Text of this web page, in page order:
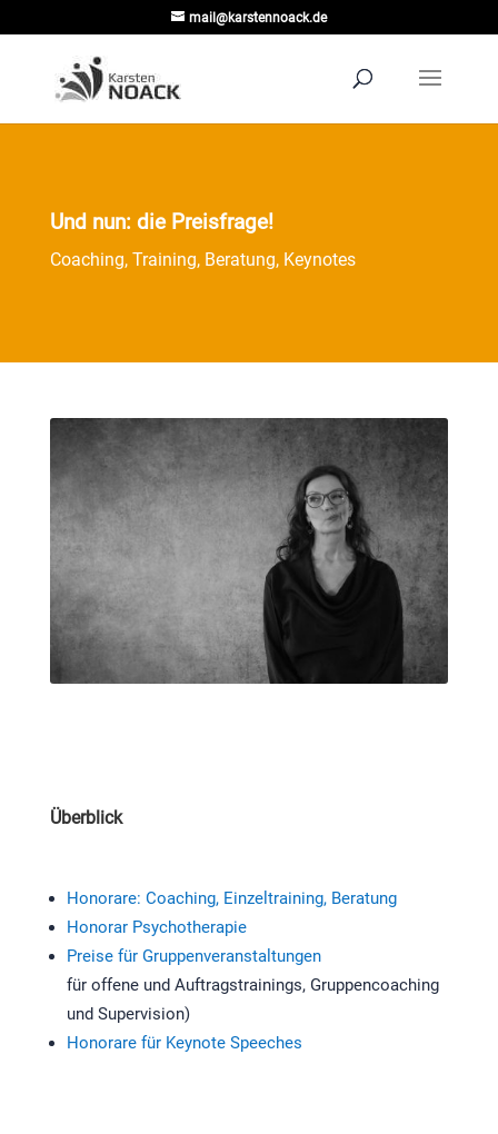
mail@karstennoack.de
Und nun: die Preisfrage!
Coaching, Training, Beratung, Keynotes
Überblick
Honorare: Coaching, Einzeltraining, Beratung
Honorar Psychotherapie
Preise für Gruppenveranstaltungen
für offene und Auftragstrainings, Gruppencoaching
und Supervision)
Honorare für Keynote Speeches